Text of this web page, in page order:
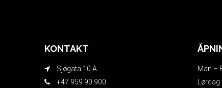
KONTAKT
Sjøgata 10 A
+47 959 90 900
Man –
Lørdag